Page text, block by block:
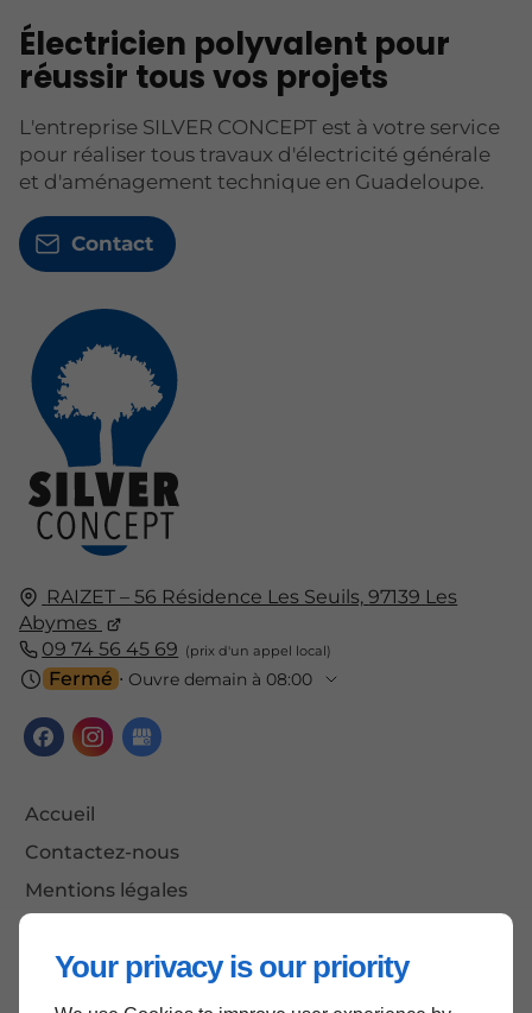
Your privacy is our priority
RAIZET – 56 Résidence Les Seuils, 97139 Les
Abymes
09 74 56 45 69
Fermé ⋅ Ouvre demain à 08:00
Accueil
Contactez-nous
Mentions légales
Électricien polyvalent pour
réussir tous vos projets
L'entreprise SILVER CONCEPT est à votre service
pour réaliser tous travaux d'électricité générale
et d'aménagement technique en Guadeloupe.
Contact